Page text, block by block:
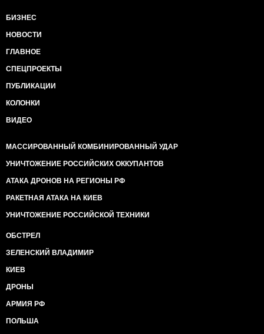
БИЗНЕС
НОВОСТИ
ГЛАВНОЕ
СПЕЦПРОЕКТЫ
ПУБЛИКАЦИИ
КОЛОНКИ
ВИДЕО
МАССИРОВАННЫЙ КОМБИНИРОВАННЫЙ УДАР
УНИЧТОЖЕНИЕ РОССИЙСКИХ ОККУПАНТОВ
АТАКА ДРОНОВ НА РЕГИОНЫ РФ
РАКЕТНАЯ АТАКА НА КИЕВ
УНИЧТОЖЕНИЕ РОССИЙСКОЙ ТЕХНИКИ
ОБСТРЕЛ
ЗЕЛЕНСКИЙ ВЛАДИМИР
КИЕВ
ДРОНЫ
АРМИЯ РФ
ПОЛЬША